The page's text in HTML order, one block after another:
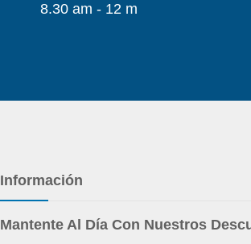
8.30 am - 12 m
Información
Mantente Al Día Con Nuestros